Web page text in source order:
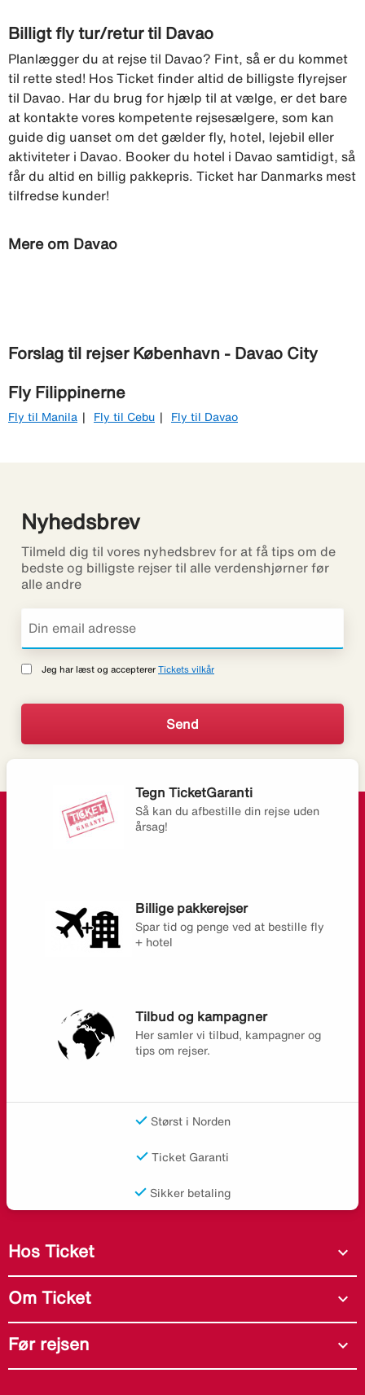
Billigt fly tur/retur til Davao
Planlægger du at rejse til Davao? Fint, så er du kommet
til rette sted! Hos Ticket finder altid de billigste flyrejser
til Davao. Har du brug for hjælp til at vælge, er det bare
at kontakte vores kompetente rejsesælgere, som kan
guide dig uanset om det gælder fly, hotel, lejebil eller
aktiviteter i Davao. Booker du hotel i Davao samtidigt, så
får du altid en billig pakkepris. Ticket har Danmarks mest
tilfredse kunder!
Mere om Davao
Forslag til rejser København - Davao City
Fly Filippinerne
Fly til Manila Fly til Cebu Fly til Davao
Nyhedsbrev
Tilmeld dig til vores nyhedsbrev for at få tips om de
bedste og billigste rejser til alle verdenshjørner før
alle andre
Jeg har læst og accepterer Tickets vilkår
Tegn TicketGaranti
Så kan du afbestille din rejse uden
årsag!
Billige pakkerejser
Spar tid og penge ved at bestille fly
+ hotel
Tilbud og kampagner
Her samler vi tilbud, kampagner og
tips om rejser.
Størst i Norden
Ticket Garanti
Sikker betaling
Hos Ticket expand_more
Om Ticket expand_more
Før rejsen expand_more